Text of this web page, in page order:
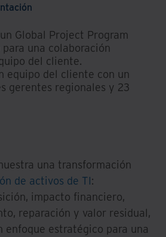
Global Project Program
una colaboración
del cliente.
equipo del cliente con un
gerentes regionales y 23
una transformación
de activos de TI:
impacto financiero,
reparación y valor residual,
enfoque estratégico para una